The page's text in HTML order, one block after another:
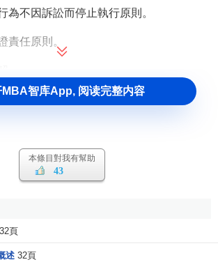
為不因訴訟而停止執行原則。
責任原則。
政行為的合法性原則。
度表現
訟制度有兩種模式：
表的大陸法系國家，在普通法院以外
智库App, 阅读完整内容
本條目對我有幫助
43
32頁
述 32頁